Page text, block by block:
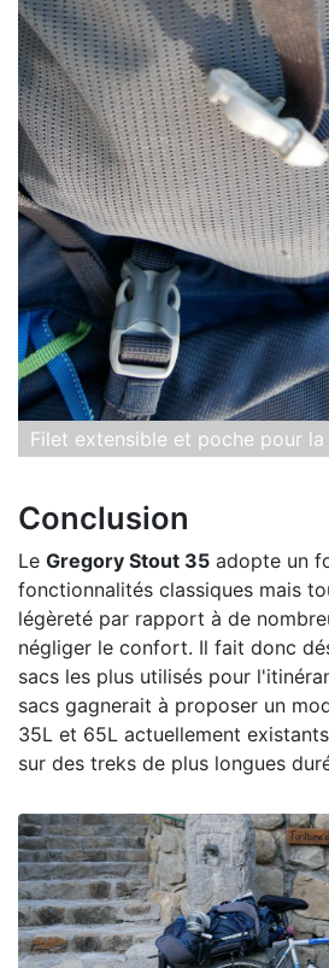
Filet extensible et poche pour
Conclusion
Le Gregory Stout 35 adopte un
fonctionnalités classiques mais
légèreté par rapport à de
négliger le confort. Il fait donc
sacs les plus utilisés pour
sacs gagnerait à proposer un
35L et 65L actuellement
sur des treks de plus longues